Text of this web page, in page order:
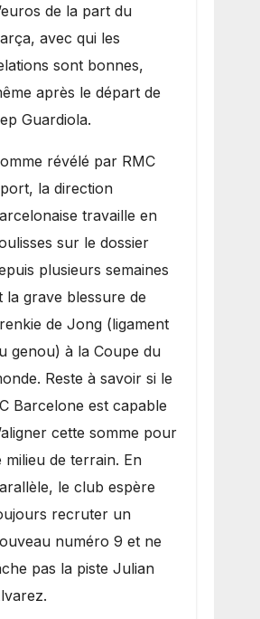
de la part du
avec qui les
sont bonnes,
après le départ de
Guardiola.
révélé par RMC
la direction
travaille en
sur le dossier
plusieurs semaines
la grave blessure de
de Jong (ligament
genou) à la Coupe du
Reste à savoir si le
Barcelone est capable
cette somme pour
milieu de terrain. En
le club espère
recruter un
numéro 9 et ne
pas la piste Julian